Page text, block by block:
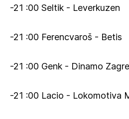
-21 :00 Seltik - Leverkuzen
-21 :00 Ferencvaroš - Betis
-21 :00 Genk - Dinamo
-21 :00 Lacio - Lokomotiva